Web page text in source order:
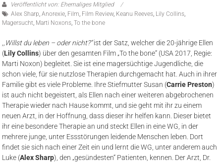
Veröffentlicht von: Ehemaliges Mitglied
Alex Sharp,Anorexie, Film, Film Review, Keanu Reeves, Lily Collins,
Magersucht, Marti Noxons,To the bone
,,Willst du leben – oder nicht?“ist der Satz, welcher die 20-jährige Ellen
(Lily Collins) über den gesamten Film „To the bone“ (USA 2017, Regie:
Marti Noxon) begleitet. Sie ist eine magersüchtige Jugendliche, die
schon viele, für sie nutzlose Therapien durchgemacht hat. Auch in ihrer
Familie gibt es viele Probleme. Ihre Stiefmutter Susan (Carrie Preston)
ist auch nicht begeistert, als Ellen nach einer weiteren abgebrochenen
Therapie wieder nach Hause kommt, und sie geht mit ihr zu einem
neuen Arzt, in der Hoffnung, dass dieser ihr helfen kann. Dieser bietet
ihr eine besondere Therapie an und steckt Ellen in eine WG, in der
mehrere junge, unter Essstörungen leidende Menschen leben. Dort
findet sie sich nach einer Zeit ein und lernt die WG, unter anderem auch
Luke (Alex Sharp), den „gesündesten“ Patienten, kennen. Der Arzt, Dr.